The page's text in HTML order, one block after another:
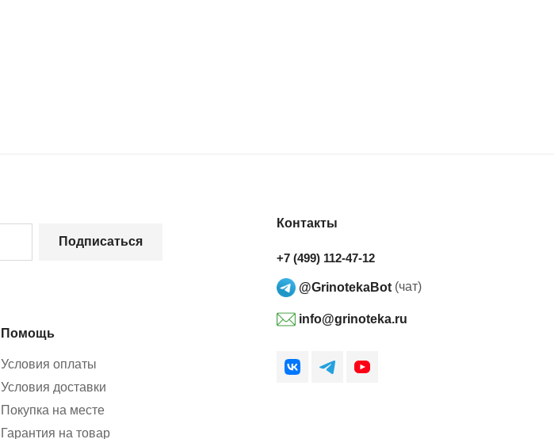
Подписаться
Помощь
Условия оплаты
Условия доставки
Покупка на месте
Гарантия на товар
Контакты
+7 (499) 112-47-12
@GrinotekaBot (чат)
info@grinoteka.ru